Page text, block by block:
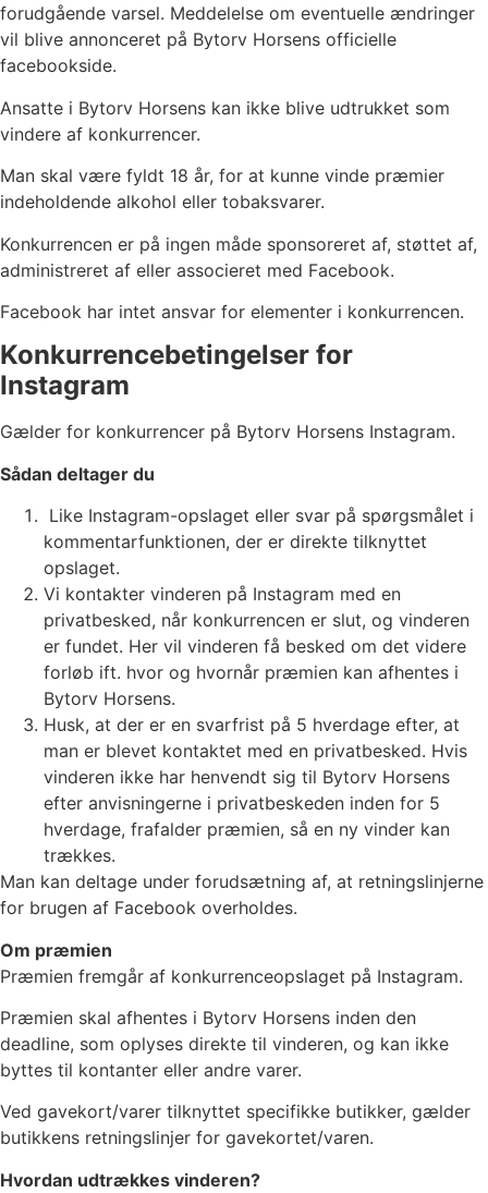
forudgående varsel. Meddelelse om eventuelle ændringer
vil blive annonceret på Bytorv Horsens officielle
facebookside.
Ansatte i Bytorv Horsens kan ikke blive udtrukket som
vindere af konkurrencer.
Man skal være fyldt 18 år, for at kunne vinde præmier
indeholdende alkohol eller tobaksvarer.
Konkurrencen er på ingen måde sponsoreret af, støttet af,
administreret af eller associeret med Facebook.
Facebook har intet ansvar for elementer i konkurrencen.
Konkurrencebetingelser for
Instagram
Gælder for konkurrencer på Bytorv Horsens Instagram.
Sådan deltager du
Like Instagram-opslaget eller svar på spørgsmålet i
kommentarfunktionen, der er direkte tilknyttet
opslaget.
Vi kontakter vinderen på Instagram med en
privatbesked, når konkurrencen er slut, og vinderen
er fundet. Her vil vinderen få besked om det videre
forløb ift. hvor og hvornår præmien kan afhentes i
Bytorv Horsens.
Husk, at der er en svarfrist på 5 hverdage efter, at
man er blevet kontaktet med en privatbesked. Hvis
vinderen ikke har henvendt sig til Bytorv Horsens
efter anvisningerne i privatbeskeden inden for 5
hverdage, frafalder præmien, så en ny vinder kan
trækkes.
Man kan deltage under forudsætning af, at retningslinjerne
for brugen af Facebook overholdes.
Om præmien
Præmien fremgår af konkurrenceopslaget på Instagram.
Præmien skal afhentes i Bytorv Horsens inden den
deadline, som oplyses direkte til vinderen, og kan ikke
byttes til kontanter eller andre varer.
Ved gavekort/varer tilknyttet specifikke butikker, gælder
butikkens retningslinjer for gavekortet/varen.
Hvordan udtrækkes vinderen?